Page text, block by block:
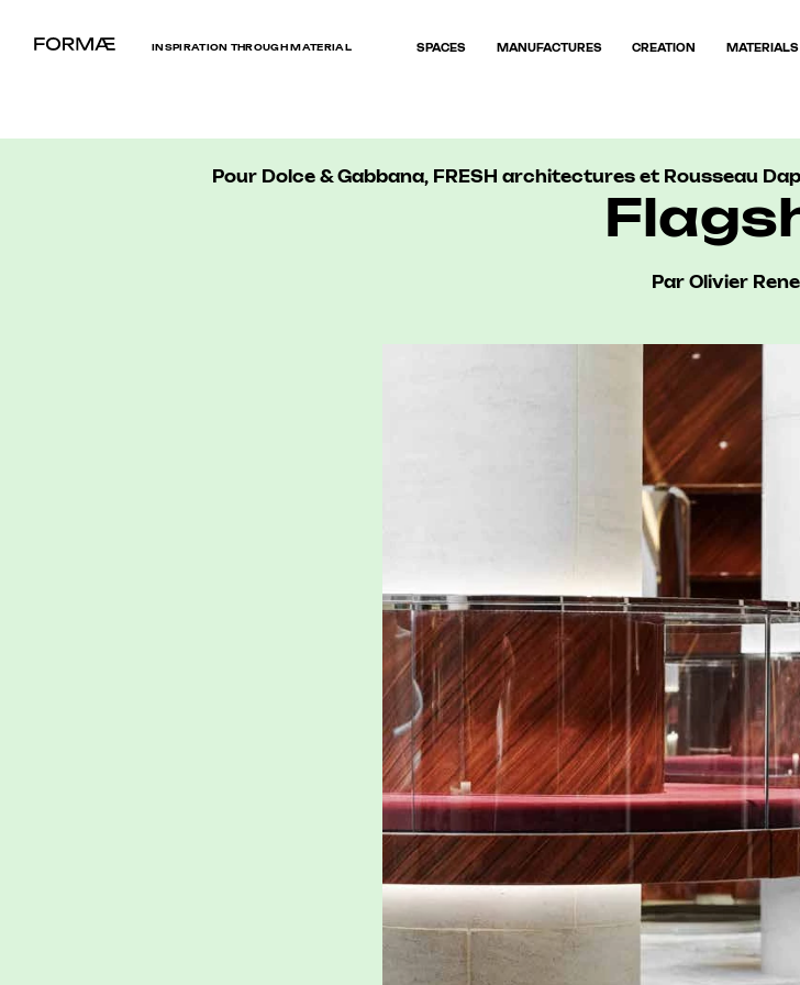
INSPIRATION THROUGH MATERIAL SPACES MANUFACTURES CREATION
Pour Dolce & Gabbana, FRESH architectures et Rousseau
Par Olivier